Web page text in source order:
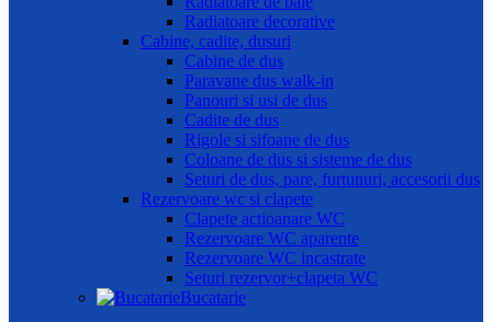
Radiatoare decorative
Cabine, cadite, dusuri
Cabine de dus
Paravane dus walk-in
Panouri si usi de dus
Cadite de dus
Rigole si sifoane de dus
Coloane de dus si sisteme de dus
Seturi de dus, pare, furtunuri, accesorii dus
Rezervoare wc si clapete
Clapete actioanare WC
Rezervoare WC aparente
Rezervoare WC incastrate
Seturi rezervor+clapeta WC
Bucatarie